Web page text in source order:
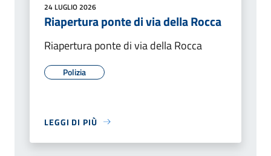
24 LUGLIO 2026
Riapertura ponte di via della Rocca
Riapertura ponte di via della Rocca
Polizia
LEGGI DI PIÙ